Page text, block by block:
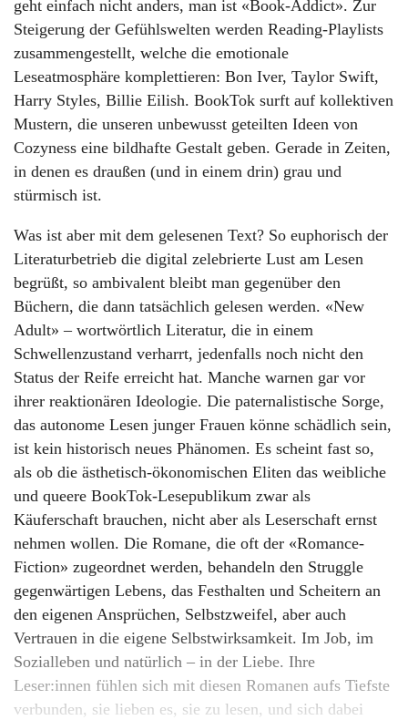
geht einfach nicht anders, man ist «Book-Addict». Zur
Steigerung der Gefühlswelten werden Reading-Playlists
zusammengestellt, welche die emotionale
Leseatmosphäre komplettieren: Bon Iver, Taylor Swift,
Harry Styles, Billie Eilish. BookTok surft auf kollektiven
Mustern, die unseren unbewusst geteilten Ideen von
Cozyness eine bildhafte Gestalt geben. Gerade in Zeiten,
in denen es draußen (und in einem drin) grau und
stürmisch ist.
Was ist aber mit dem gelesenen Text? So euphorisch der
Literaturbetrieb die digital zelebrierte Lust am Lesen
begrüßt, so ambivalent bleibt man gegenüber den
Büchern, die dann tatsächlich gelesen werden. «New
Adult» – wortwörtlich Literatur, die in einem
Schwellenzustand verharrt, jedenfalls noch nicht den
Status der Reife erreicht hat. Manche warnen gar vor
ihrer reaktionären Ideologie. Die paternalistische Sorge,
das autonome Lesen junger Frauen könne schädlich sein,
ist kein historisch neues Phänomen. Es scheint fast so,
als ob die ästhetisch-ökonomischen Eliten das weibliche
und queere BookTok-Lesepublikum zwar als
Käuferschaft brauchen, nicht aber als Leserschaft ernst
nehmen wollen. Die Romane, die oft der «Romance-
Fiction» zugeordnet werden, behandeln den Struggle
gegenwärtigen Lebens, das Festhalten und Scheitern an
den eigenen Ansprüchen, Selbstzweifel, aber auch
Vertrauen in die eigene Selbstwirksamkeit. Im Job, im
Sozialleben und natürlich – in der Liebe. Ihre
Leser:innen fühlen sich mit diesen Romanen aufs Tiefste
verbunden, sie lieben es, sie zu lesen, und sich dabei